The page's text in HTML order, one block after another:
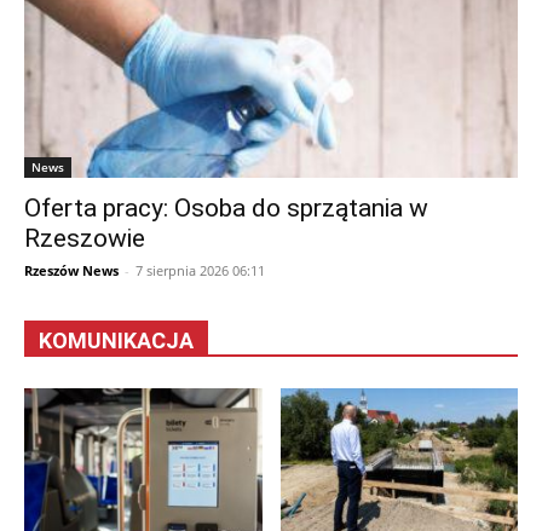
News
Oferta pracy: Osoba do sprzątania w
Rzeszowie
Rzeszów News - 7 sierpnia 2026 06:11
KOMUNIKACJA